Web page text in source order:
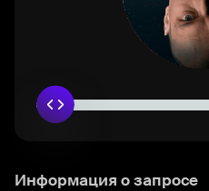
Информация о запросе